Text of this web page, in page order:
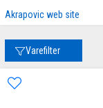
Akrapovic web site
Varefilter